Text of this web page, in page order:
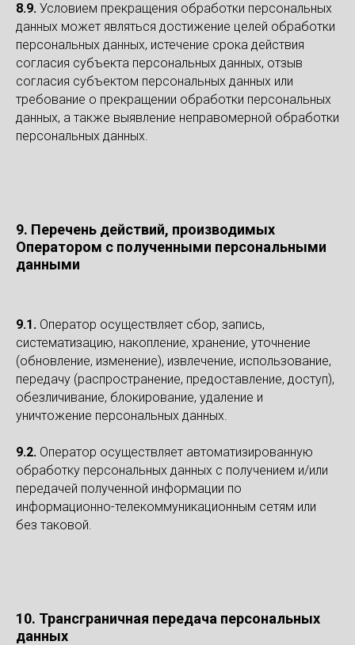
8.9. Условием прекращения обработки персональных
данных может являться достижение целей обработки
персональных данных, истечение срока действия
согласия субъекта персональных данных, отзыв
согласия субъектом персональных данных или
требование о прекращении обработки персональных
данных, а также выявление неправомерной обработки
персональных данных.
9. Перечень действий, производимых
Оператором с полученными персональными
данными
9.1. Оператор осуществляет сбор, запись,
систематизацию, накопление, хранение, уточнение
(обновление, изменение), извлечение, использование,
передачу (распространение, предоставление, доступ),
обезличивание, блокирование, удаление и
уничтожение персональных данных.
9.2. Оператор осуществляет автоматизированную
обработку персональных данных с получением и/или
передачей полученной информации по
информационно-телекоммуникационным сетям или
без таковой.
10. Трансграничная передача персональных
данных